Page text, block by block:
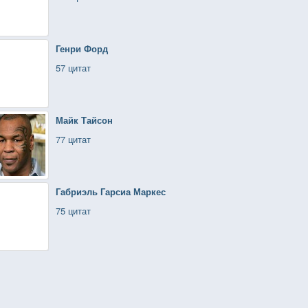
Генри Форд
57 цитат
Майк Тайсон
77 цитат
Габриэль Гарсиа Маркес
75 цитат